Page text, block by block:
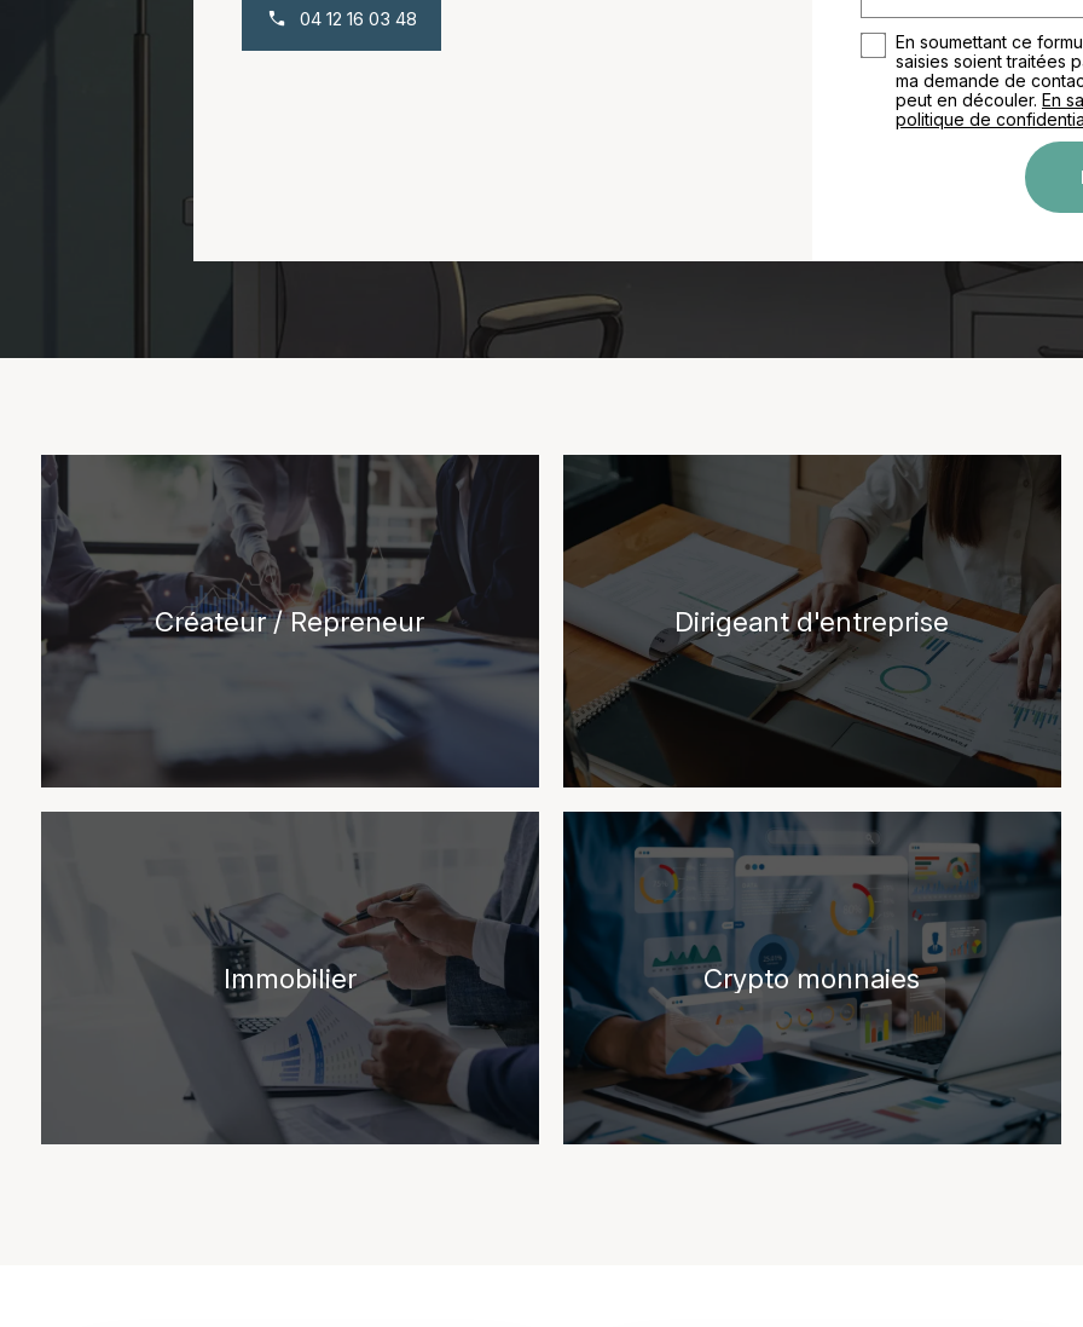
04 12 16 03 48
En soumettant ce
saisies soient traitées
ma demande de
peut en découler. En
politique de
Créateur / Repreneur Dirigeant d'entreprise
Immobilier Crypto monnaies